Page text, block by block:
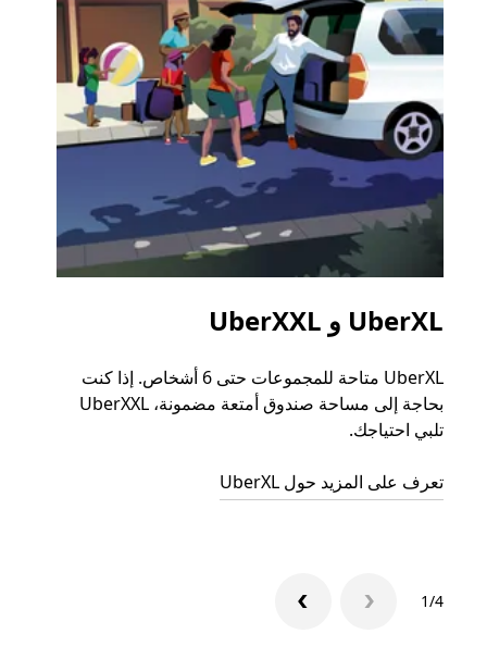
UberXL و UberXXL
UberXL متاحة للمجموعات حتى 6 أشخاص. إذا كنت
بحاجة إلى مساحة صندوق أمتعة مضمونة، UberXXL
تلبي احتياجك.
تعرف على المزيد حول UberXL
1/4